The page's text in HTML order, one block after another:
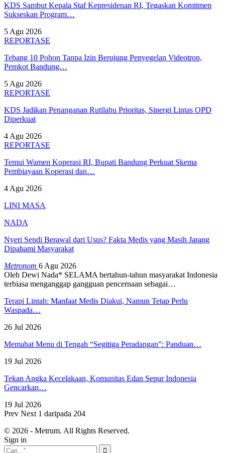
KDS Sambut Kepala Staf Kepresidenan RI, Tegaskan Komitmen
Sukseskan Program…
5 Agu 2026
REPORTASE
Tebang 10 Pohon Tanpa Izin Berujung Penyegelan Videotron,
Pemkot Bandung…
5 Agu 2026
REPORTASE
KDS Jadikan Penanganan Rutilahu Prioritas, Sinergi Lintas OPD
Diperkuat
4 Agu 2026
REPORTASE
Temui Wamen Koperasi RI, Bupati Bandung Perkuat Skema
Pembiayaan Koperasi dan…
4 Agu 2026
LINI MASA
NADA
Nyeri Sendi Berawal dari Usus? Fakta Medis yang Masih Jarang
Dipahami Masyarakat
Metronom 6 Agu 2026
Oleh Dewi Nada* SELAMA bertahun-tahun masyarakat Indonesia
terbiasa menganggap gangguan pencernaan sebagai…
Terapi Lintah: Manfaat Medis Diakui, Namun Tetap Perlu
Waspada…
26 Jul 2026
Memahat Menu di Tengah “Segitiga Peradangan”: Panduan…
19 Jul 2026
Tekan Angka Kecelakaan, Komunitas Edan Sepur Indonesia
Gencarkan…
19 Jul 2026
Prev Next 1 daripada 204
© 2026 - Metrum. All Rights Reserved.
Sign in